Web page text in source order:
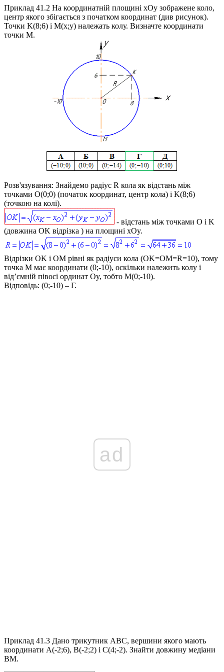
Приклад 41.2 На координатній площині xOy зображене коло,
центр якого збігається з початком координат (див рисунок).
Точки K(8;6) і M(x;y) належать колу. Визначте координати
точки M.
Розв'язування: Знайдемо радіус R кола як відстань між
точками O(0;0) (початок координат, центр кола) і K(8;6)
(точкою на колі).
- відстань між точками O і K
(довжина OK відрізка ) на площині xOy.
Відрізки OK і OM рівні як радіуси кола (OK=OM=R=10), тому
точка M має координати (0;-10), оскільки належить колу і
від’ємній півосі ординат Oy, тобто M(0;-10).
Відповідь: (0;-10) – Г.
ad
Приклад 41.3 Дано трикутник ABC, вершини якого мають
координати A(-2;6), B(-2;2) і C(4;-2). Знайти довжину медіани
BM.